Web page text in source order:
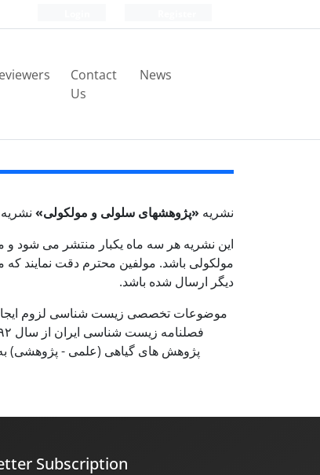
Contact
Us
News
نشریه «پژوهشهای سلولی و مولکولی»
این نشریه هر سه ماه یکبار منتشر می شود
مولکولی باشد. مولفین محترم دقت نمایند که
دیگر ارسال شده باشد.
موضوعات تخصصی زیست شناسی لزوم
پژوهش های گیاهی (علمی - پژوهشی)
Subscription